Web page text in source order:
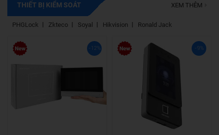
THIẾT BỊ KIỂM SOÁT
PHGLock Zkteco Soyal Hikvision Ronald Jack
XEM THÊM
-12% -9%